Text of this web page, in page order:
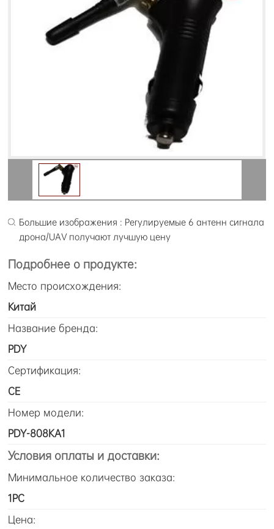
Большие изображения : Регулируемые 6 антенн сигнала
дрона/UAV получают лучшую цену
Подробнее о продукте:
Место происхождения:
Китай
Название бренда:
PDY
Сертификация:
CE
Номер модели:
PDY-808KA1
Условия оплаты и доставки:
Минимальное количество заказа:
1PC
Цена: